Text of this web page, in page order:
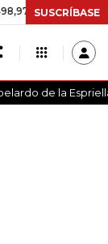
+$ 8.753,81 +2,19%
SUSCRÍBASE
de la